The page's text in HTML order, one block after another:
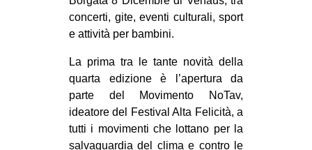
MIGRAZIONI
REPRESSIONE
STUDENTI
ARTE
concerti, gite, eventi culturali, sport
e attività per bambini.
La prima tra le tante novità della
quarta edizione è l’apertura da
parte del Movimento NoTav,
ideatore del Festival Alta Felicità, a
tutti i movimenti che lottano per la
salvaguardia del clima e contro le